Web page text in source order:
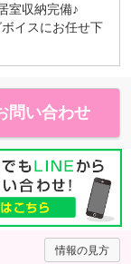
収納完備♪
イスにお任せ下
問い合わせ
情報の見方